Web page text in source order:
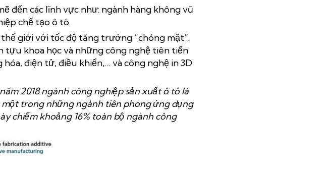
đến các lĩnh vực như: ngành hàng không vũ
chế tạo ô tô.
giới với tốc độ tăng trưởng “chóng mặt”.
tựu khoa học và những công nghệ tiên tiến
điện tử, điều khiển,… và công nghệ in 3D
2018 ngành công nghiệp sản xuất ô tô là
trong những ngành tiên phong ứng dụng
chiếm khoảng 16% toàn bộ ngành công